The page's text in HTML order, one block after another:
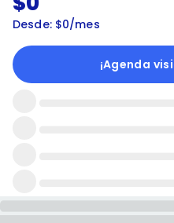
Desde: $0/mes
¡Agenda